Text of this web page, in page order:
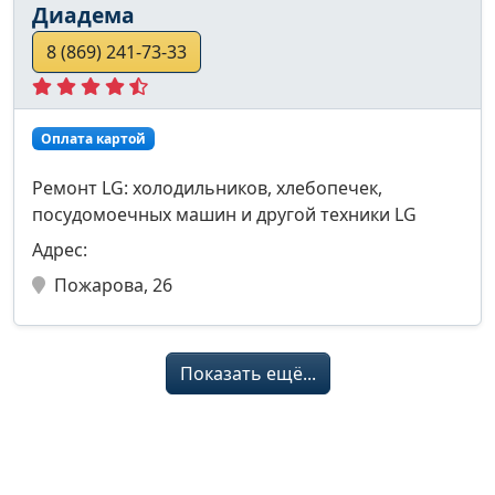
Диадема
8 (869) 241-73-33
Оплата картой
Ремонт LG: холодильников, хлебопечек,
посудомоечных машин и другой техники LG
Адрес:
Пожарова, 26
Показать ещё...